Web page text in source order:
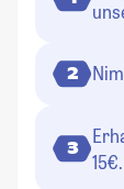
2
3
15€.